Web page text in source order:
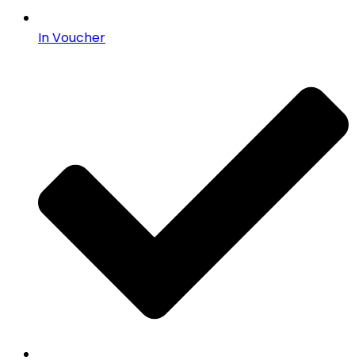
In Voucher